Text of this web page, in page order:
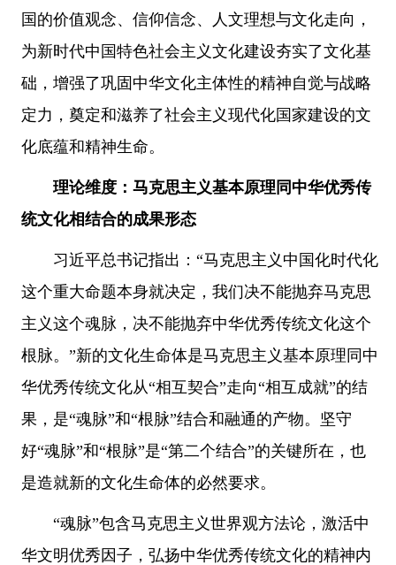
国的价值观念、信仰信念、人文理想与文化走向，
为新时代中国特色社会主义文化建设夯实了文化基
础，增强了巩固中华文化主体性的精神自觉与战略
定力，奠定和滋养了社会主义现代化国家建设的文
化底蕴和精神生命。
理论维度：马克思主义基本原理同中华优秀传
统文化相结合的成果形态
习近平总书记指出：“马克思主义中国化时代化
这个重大命题本身就决定，我们决不能抛弃马克思
主义这个魂脉，决不能抛弃中华优秀传统文化这个
根脉。”新的文化生命体是马克思主义基本原理同中
华优秀传统文化从“相互契合”走向“相互成就”的结
果，是“魂脉”和“根脉”结合和融通的产物。坚守
好“魂脉”和“根脉”是“第二个结合”的关键所在，也
是造就新的文化生命体的必然要求。
“魂脉”包含马克思主义世界观方法论，激活中
华文明优秀因子，弘扬中华优秀传统文化的精神内